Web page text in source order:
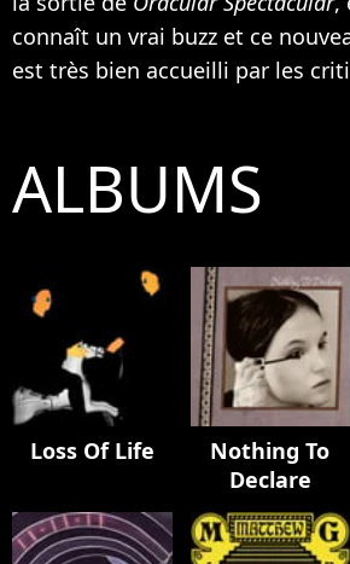
connaît un vrai buzz et ce
est très bien accueilli par les
ALBUMS
Loss Of Life
Nothing To
Declare